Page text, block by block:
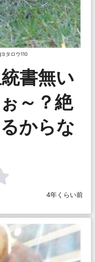
ヨタロウ110
書無い
～？絶
からな
4年くらい前